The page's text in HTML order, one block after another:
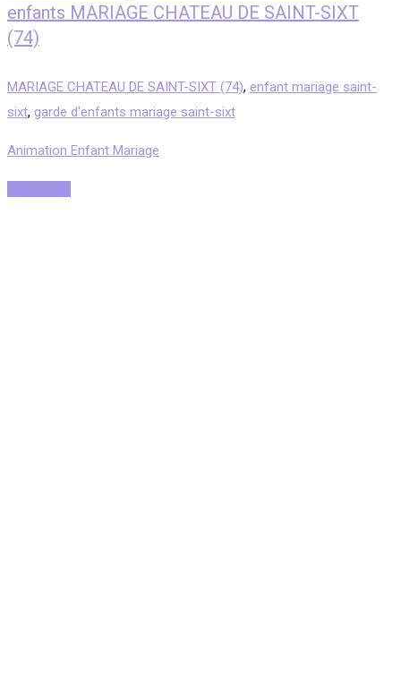
enfants MARIAGE CHATEAU DE SAINT-SIXT
(74)
MARIAGE CHATEAU DE SAINT-SIXT (74), enfant mariage saint-
sixt, garde d'enfants mariage saint-sixt
Animation Enfant Mariage